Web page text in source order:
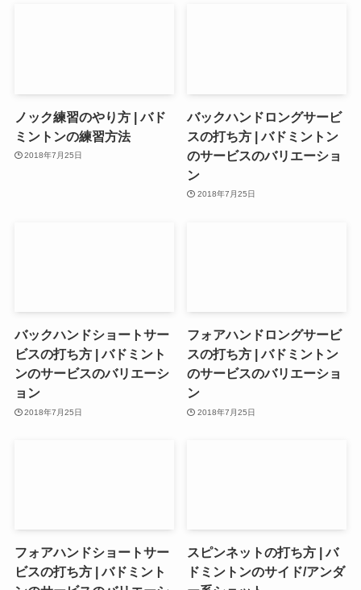
ノック練習のやり方 | バド
ミントンの練習方法
2018年7月25日
バックハンドロングサービ
スの打ち方 | バドミントン
のサービスのバリエーショ
ン
2018年7月25日
バックハンドショートサー
ビスの打ち方 | バドミント
ンのサービスのバリエーシ
ョン
2018年7月25日
フォアハンドロングサービ
スの打ち方 | バドミントン
のサービスのバリエーショ
ン
2018年7月25日
フォアハンドショートサー
ビスの打ち方 | バドミント
スピンネットの打ち方 | バ
ドミントンのサイド/アンダ